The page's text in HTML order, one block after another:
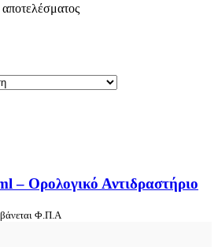
– Ορολογικό Αντιδραστήριο
Φ.Π.Α